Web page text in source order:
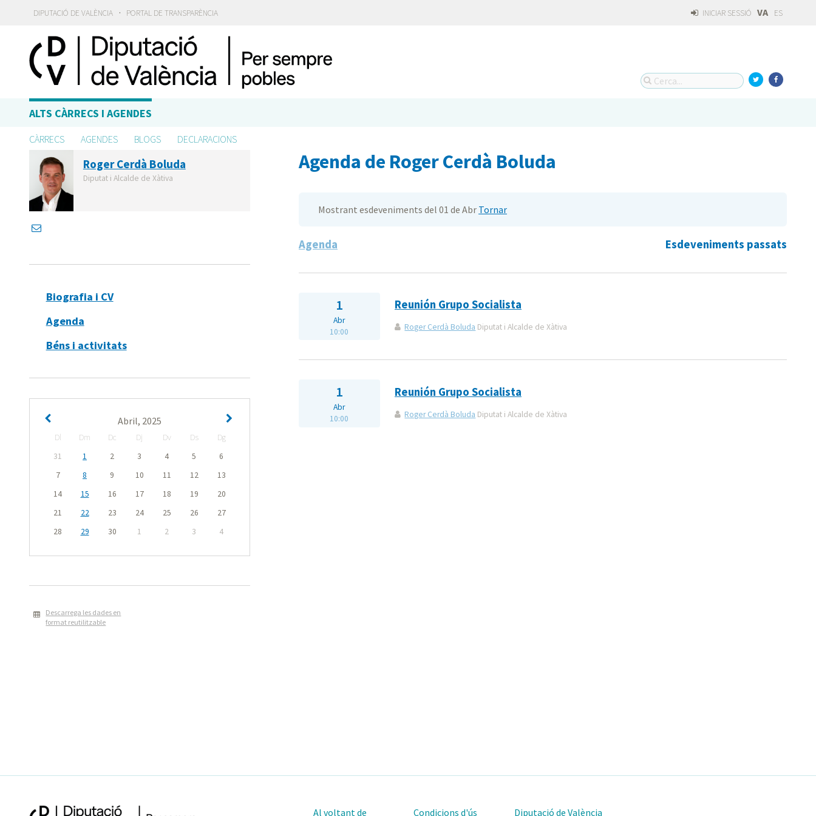
DIPUTACIÓ DE VALÈNCIA · PORTAL DE TRANSPARÈNCIA INICIAR SESSIÓ VA ES
ALTS CÀRRECS I AGENDES
CÀRRECS AGENDES BLOGS DECLARACIONS
Roger Cerdà Boluda
Diputat i Alcalde de Xàtiva
Biografia i CV
Agenda
Béns i activitats
Abril, 2025
Dl Dm Dc Dj Dv Ds
Dg
31
1 2 3 4 5
6
7
8 9 10 11 12
13
14
15 16 17 18 19
20
21
22 23 24 25 26
27
28
29 30 1 2 3 4
Descarrega les dades en
format reutilitzable
Agenda de Roger Cerdà Boluda
Mostrant esdeveniments del 01 de Abr Tornar
Agenda Esdeveniments passats
1
Abr
10:00
Reunión Grupo Socialista
Roger Cerdà Boluda Diputat i Alcalde de Xàtiva
1
Abr
10:00
Reunión Grupo Socialista
Roger Cerdà Boluda Diputat i Alcalde de Xàtiva
Al voltant de Condicions d'ús Diputació de València